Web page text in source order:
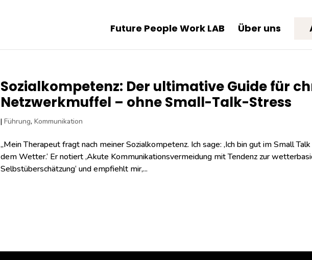
Future People Work LAB Über uns
Sozialkompetenz: Der ultimative Guide für
Netzwerkmuffel – ohne Small-Talk-Stress
| Führung, Kommunikation
„Mein Therapeut fragt nach meiner Sozialkompetenz. Ich sage: ‚Ich bin gut im Small
dem Wetter.‘ Er notiert ‚Akute Kommunikationsvermeidung mit Tendenz zur
Selbstüberschätzung‘ und empfiehlt mir,...